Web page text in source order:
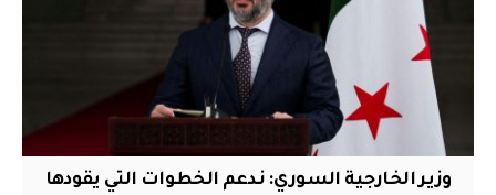
وزير الخارجية السوري: ندعم الخطوات التي يقودها